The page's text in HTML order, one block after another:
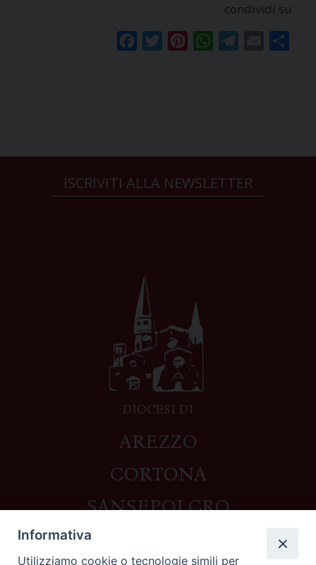
condividi su
FacebookTwitterPinterestWhatsAppTelegram
Email
ISCRIVITI ALLA NEWSLETTER
DIOCESI DI
AREZZO
CORTONA
SANSEPOLCRO
Informativa
Utilizziamo cookie o tecnologie simili per